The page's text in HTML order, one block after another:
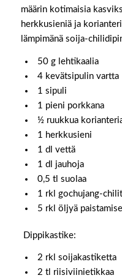
määrin kotimaisia
herkkusieniä ja
lämpimänä soija-
50 g lehtikaalia
4 kevätsipulin vartta
1 sipuli
1 pieni porkkana
½ ruukkua
1 herkkusieni
1 dl vettä
1 dl jauhoja
0,5 tl suolaa
1 rkl gochujang-
5 rkl öljyä
Dippikastike:
2 rkl soijakastiketta
2 tl riisiviinietikkaa